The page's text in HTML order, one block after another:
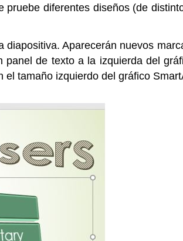
diferentes diseños (de
Aparecerán nuevos
de texto a la izquierda del
tamaño izquierdo del gráfico